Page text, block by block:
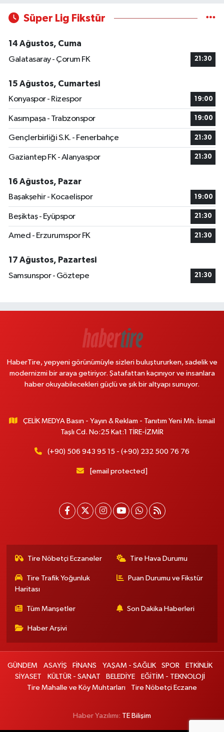
Süper Lig Fikstür
14 Ağustos, Cuma
Galatasaray - Çorum FK
21:30
15 Ağustos, Cumartesi
Konyaspor - Rizespor
19:00
Kasımpaşa - Trabzonspor 19:00
Gençlerbirliği S.K. - Fenerbahçe 21:30
Gaziantep FK - Alanyaspor 21:30
16 Ağustos, Pazar
Başakşehir - Kocaelispor
19:00
Beşiktaş - Eyüpspor 21:30
Amed - Erzurumspor FK 21:30
17 Ağustos, Pazartesi
Samsunspor - Göztepe
21:30
HaberTire, yepyeni görünümüyle sizleri buluştururken, sadelik ve
modernizmi bir araya getiriyor. Şatafattan kaçınıyor ve insanlara
haber okuyabilecekleri güçlü ve şık bir altyapı sunuyor.
ÇELİK MEDYA Basın - Yayın & Reklam - Tanıtım Yeni Mh. İsmail
Taşlı Cd. No:25 Kat:1 TİRE-İZMİR
(+90) 506 943 95 15 - (+90) 232 500 76 76
[email protected]
Tire Nöbetçi Eczaneler Tire Hava Durumu
Tire Trafik Yoğunluk
Haritası
Puan Durumu ve Fikstür
Tüm Manşetler Son Dakika Haberleri
Haber Arşivi
GÜNDEM ASAYİŞ FİNANS YAŞAM - SAĞLIK SPOR
ETKİNLİK
SİYASET
KÜLTÜR - SANAT BELEDİYE
EĞİTİM - TEKNOLOJİ
Tire Mahalle ve Köy Muhtarları
Tire Nöbetçi Eczane
Haber Yazılımı: TE Bilişim